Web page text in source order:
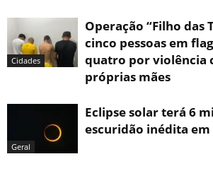
Cidades
Operação “Filho das
cinco pessoas em
quatro por violência
próprias mães
Geral
Eclipse solar terá 6
escuridão inédita em